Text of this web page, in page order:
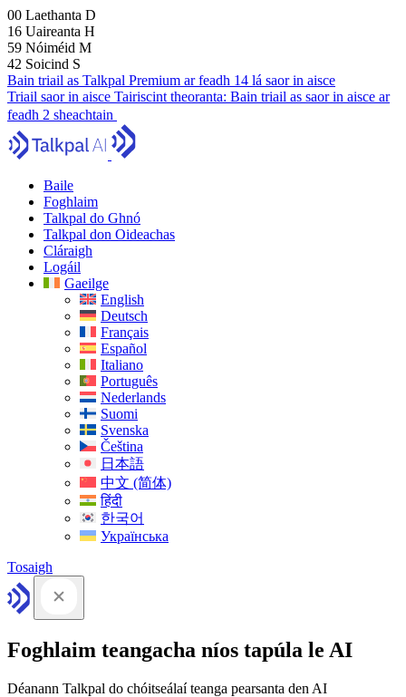
00 Laethanta D
16 Uaireanta H
59 Nóiméid M
41 Soicind S
Bain triail as Talkpal Premium ar feadh 14 lá saor in aisce
Triail saor in aisce Tairiscint theoranta: Bain triail as saor in aisce ar
feadh 2 sheachtain
Baile
Foghlaim
Talkpal do Ghnó
Talkpal don Oideachas
Cláraigh
Logáil
Gaeilge
English
Deutsch
Français
Español
Italiano
Português
Nederlands
Suomi
Svenska
Čeština
日本語
中文 (简体)
हिंदी
한국어
Українська
Tosaigh
Foghlaim teangacha níos tapúla le AI
Déanann Talkpal do chóitseálaí teanga pearsanta den AI